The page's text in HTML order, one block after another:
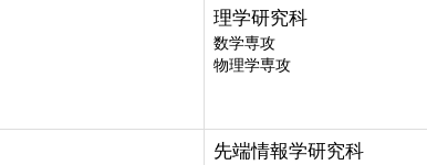
理学研究科
数学専攻
物理学専攻
先端情報学研究科